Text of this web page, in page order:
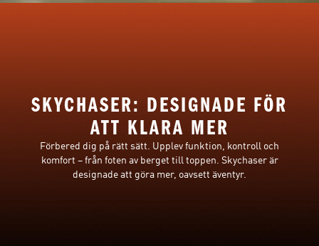
SKYCHASER: DESIGNADE FÖR
ATT KLARA MER
Förbered dig på rätt sätt. Upplev funktion, kontroll och
komfort – från foten av berget till toppen. Skychaser är
designade att göra mer, oavsett äventyr.